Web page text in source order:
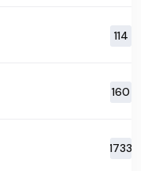
114
160
1733